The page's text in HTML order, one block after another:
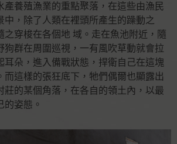
產養殖漁業的重點聚落，在這些由漁民
中，除了⼈類在裡頭所產⽣的躁動之
之穿梭在各個地 域。走在魚池附近，隨
狗群在周圍巡視，⼀有風吹草動就會拉
耳朵，進入備戰狀態，捍衛自己在這塊
而這樣的張狂底下，牠們偶爾也顯露出
莊的某個角落，在各⾃的領土內，以最
的姿態。